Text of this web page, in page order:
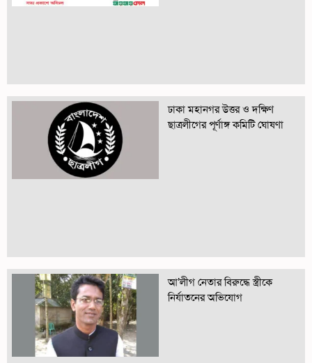
ঢাকা মহানগর উত্তর ও দক্ষিণ
ছাত্রলীগের পূর্ণাঙ্গ কমিটি ঘোষণা
আ’লীগ নেতার বিরুদ্ধে স্ত্রীকে
নির্যাতনের অভিযোগ